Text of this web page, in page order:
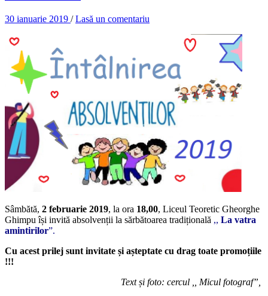
30 ianuarie 2019 /Lasă un comentariu
Sâmbătă, 2 februarie 2019, la ora 18,00, Liceul Teoretic Gheorghe
Ghimpu își invită absolvenții la sărbătoarea tradițională ,, La vatra
amintirilor”.
Cu acest prilej sunt invitate și așteptate cu drag toate promoțiile
!!!
Text și foto: cercul ,, Micul fotograf”,